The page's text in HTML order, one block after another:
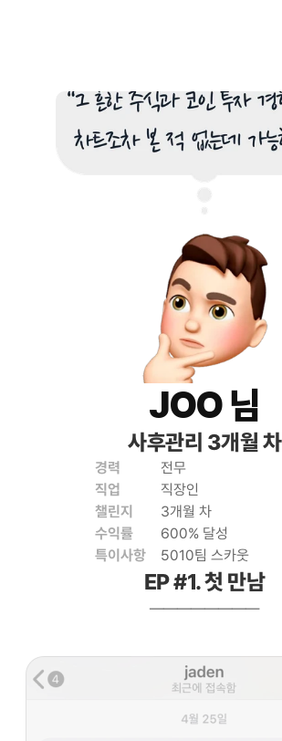
JOO 님
사후관리 3개월 차
경력
전무
직업
직장인
챌린지
3개월 차
수익률
600% 달성
특이사항
5010팀 스카웃
EP #1. 첫 만남
————————